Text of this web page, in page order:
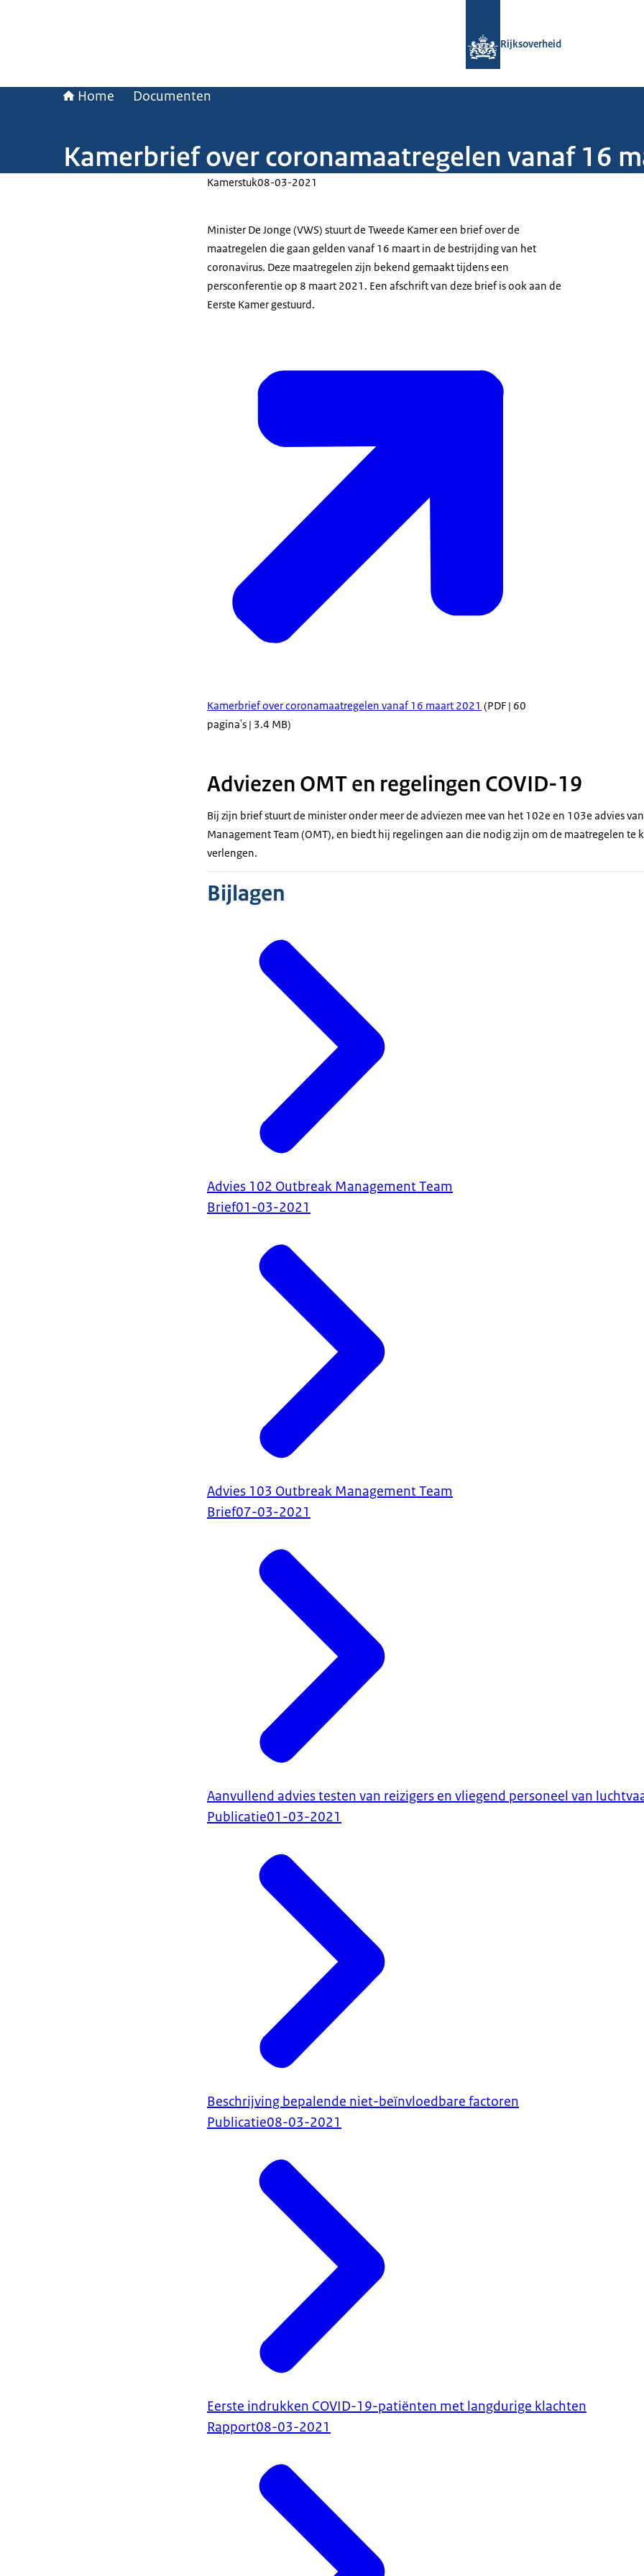
Rijksoverheid
Home Documenten
Kamerbrief over coronamaatregelen vanaf 16
Kamerstuk08-03-2021
Minister De Jonge (VWS) stuurt de Tweede Kamer een brief over de
maatregelen die gaan gelden vanaf 16 maart in de bestrijding van het
coronavirus. Deze maatregelen zijn bekend gemaakt tijdens een
persconferentie op 8 maart 2021. Een afschrift van deze brief is ook aan de
Eerste Kamer gestuurd.
Kamerbrief over coronamaatregelen vanaf 16 maart 2021 (PDF | 60
pagina's | 3.4 MB)
Adviezen OMT en regelingen COVID-19
Bij zijn brief stuurt de minister onder meer de adviezen mee van het 102e en 103e advies
Management Team (OMT), en biedt hij regelingen aan die nodig zijn om de maatregelen te
verlengen.
Bijlagen
Advies 102 Outbreak Management Team
Brief01-03-2021
Advies 103 Outbreak Management Team
Brief07-03-2021
Aanvullend advies testen van reizigers en vliegend personeel van
Publicatie01-03-2021
Beschrijving bepalende niet-beïnvloedbare factoren
Publicatie08-03-2021
Eerste indrukken COVID-19-patiënten met langdurige klachten
Rapport08-03-2021